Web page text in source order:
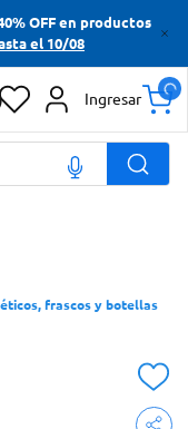
40% OFF en productos
el 10/08
Ingresar
frascos y botellas